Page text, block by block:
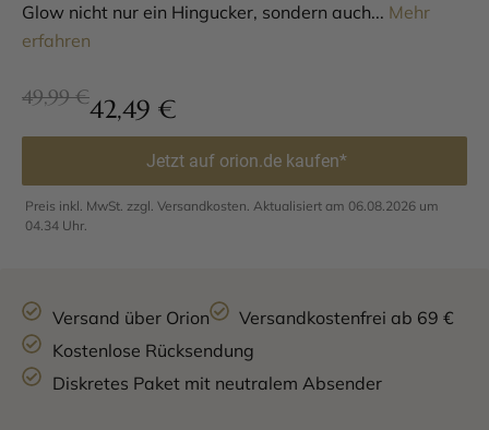
Glow nicht nur ein Hingucker, sondern auch... Mehr
erfahren
49,99 €42,49 €
Jetzt auf orion.de kaufen*
Preis inkl. MwSt. zzgl. Versandkosten. Aktualisiert am 06.08.2026 um
04.34 Uhr.
Versand über Orion
Versandkostenfrei ab 69 €
Kostenlose Rücksendung
Diskretes Paket mit neutralem Absender